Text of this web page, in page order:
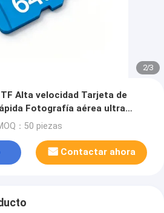
2/3
Alta velocidad Tarjeta de
Fotografía aérea ultra
de vídeo
：50 piezas
Contactar ahora